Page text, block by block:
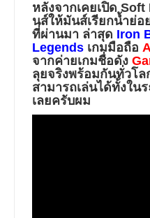
หลังจากเคยเปิดSoft
นส์ให้มันส์เรียกน้ำย่อ
ที่ผ่านมา ล่าสุด Iron
Legends เกมมือถือ
จากค่ายเกมชื่อดัง
ลุยจริงพร้อมกันทั่วโล
สามารถเล่นได้ทั้งใน
เลยครับผม